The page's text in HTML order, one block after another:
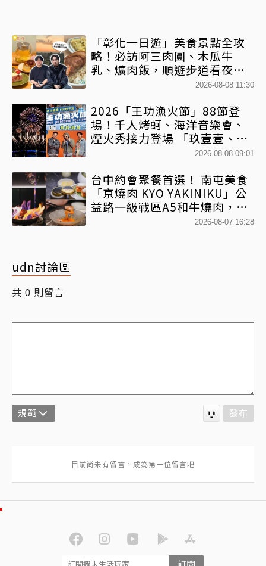
「彰化一日遊」美食景點全攻
略！必訪阿三肉圓、木瓜牛
乳、爌肉飯，順遊步道看夜景
2026-08-08 11:30
2026「王功漁火節」88節登
場！千人烤蚵、海洋音樂會、
煙火秀接力登場 「玖壹壹、美
2026-08-08 09:01
台中約會聚餐首選！ 南屯美食
「京燒肉 KYO YAKINIKU」公
益路一級戰區A5和牛燒肉，京
平雙人套餐全程專人代烤2026-08-07 16:28
udn討論區
共 0 則留言
規範 發布